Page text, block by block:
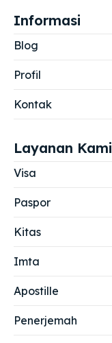
Informasi
Blog
Profil
Kontak
Layanan Kami
Visa
Paspor
Kitas
Imta
Apostille
Penerjemah